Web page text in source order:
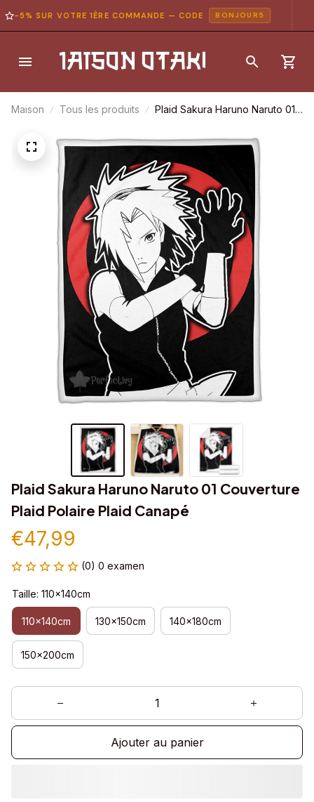
-5% SUR VOTRE 1ÈRE COMMANDE — CODE BONJOUR5
Maison Tous les produits
Plaid Sakura Haruno Naruto 01
Canapé
Plaid Sakura Haruno Naruto 01 Couverture
Plaid Polaire Plaid Canapé
€47,99
(0) 0 examen
Taille: 110x140cm
110x140cm 130x150cm 140x180cm
150x200cm
Ajouter au panier